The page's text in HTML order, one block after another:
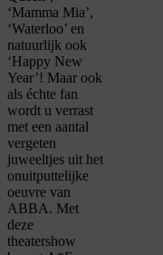
‘Mamma Mia’,
‘Waterloo’ en
natuurlijk ook
‘Happy New
Year’! Maar ook
als échte fan
wordt u verrast
met een aantal
vergeten
juweeltjes uit het
onuitputtelijke
oeuvre van
ABBA. Met
deze
theatershow